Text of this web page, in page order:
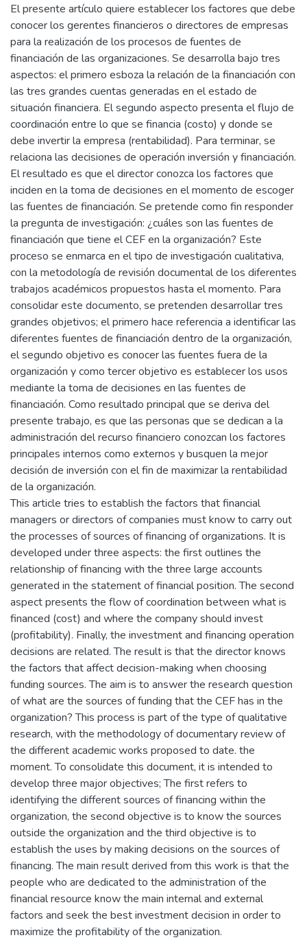
El presente artículo quiere establecer los factores que debe
conocer los gerentes financieros o directores de empresas
para la realización de los procesos de fuentes de
financiación de las organizaciones. Se desarrolla bajo tres
aspectos: el primero esboza la relación de la financiación con
las tres grandes cuentas generadas en el estado de
situación financiera. El segundo aspecto presenta el flujo de
coordinación entre lo que se financia (costo) y donde se
debe invertir la empresa (rentabilidad). Para terminar, se
relaciona las decisiones de operación inversión y financiación.
El resultado es que el director conozca los factores que
inciden en la toma de decisiones en el momento de escoger
las fuentes de financiación. Se pretende como fin responder
la pregunta de investigación: ¿cuáles son las fuentes de
financiación que tiene el CEF en la organización? Este
proceso se enmarca en el tipo de investigación cualitativa,
con la metodología de revisión documental de los diferentes
trabajos académicos propuestos hasta el momento. Para
consolidar este documento, se pretenden desarrollar tres
grandes objetivos; el primero hace referencia a identificar las
diferentes fuentes de financiación dentro de la organización,
el segundo objetivo es conocer las fuentes fuera de la
organización y como tercer objetivo es establecer los usos
mediante la toma de decisiones en las fuentes de
financiación. Como resultado principal que se deriva del
presente trabajo, es que las personas que se dedican a la
administración del recurso financiero conozcan los factores
principales internos como externos y busquen la mejor
decisión de inversión con el fin de maximizar la rentabilidad
de la organización.
This article tries to establish the factors that financial
managers or directors of companies must know to carry out
the processes of sources of financing of organizations. It is
developed under three aspects: the first outlines the
relationship of financing with the three large accounts
generated in the statement of financial position. The second
aspect presents the flow of coordination between what is
financed (cost) and where the company should invest
(profitability). Finally, the investment and financing operation
decisions are related. The result is that the director knows
the factors that affect decision-making when choosing
funding sources. The aim is to answer the research question
of what are the sources of funding that the CEF has in the
organization? This process is part of the type of qualitative
research, with the methodology of documentary review of
the different academic works proposed to date. the
moment. To consolidate this document, it is intended to
develop three major objectives; The first refers to
identifying the different sources of financing within the
organization, the second objective is to know the sources
outside the organization and the third objective is to
establish the uses by making decisions on the sources of
financing. The main result derived from this work is that the
people who are dedicated to the administration of the
financial resource know the main internal and external
factors and seek the best investment decision in order to
maximize the profitability of the organization.